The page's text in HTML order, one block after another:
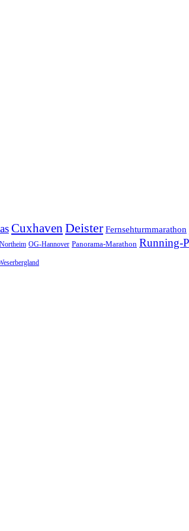
Cuxhaven Deister Fernsehturmmarathon
Northeim OG-Hannover Panorama-Marathon Running-